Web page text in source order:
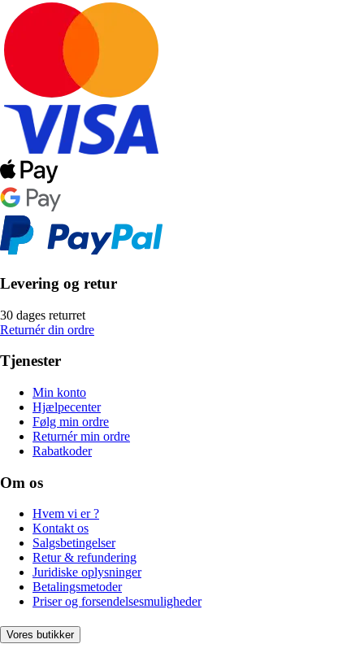
Levering og retur
30 dages returret
Returnér din ordre
Tjenester
Min konto
Hjælpecenter
Følg min ordre
Returnér min ordre
Rabatkoder
Om os
Hvem vi er ?
Kontakt os
Salgsbetingelser
Retur & refundering
Juridiske oplysninger
Betalingsmetoder
Priser og forsendelsesmuligheder
Vores butikker